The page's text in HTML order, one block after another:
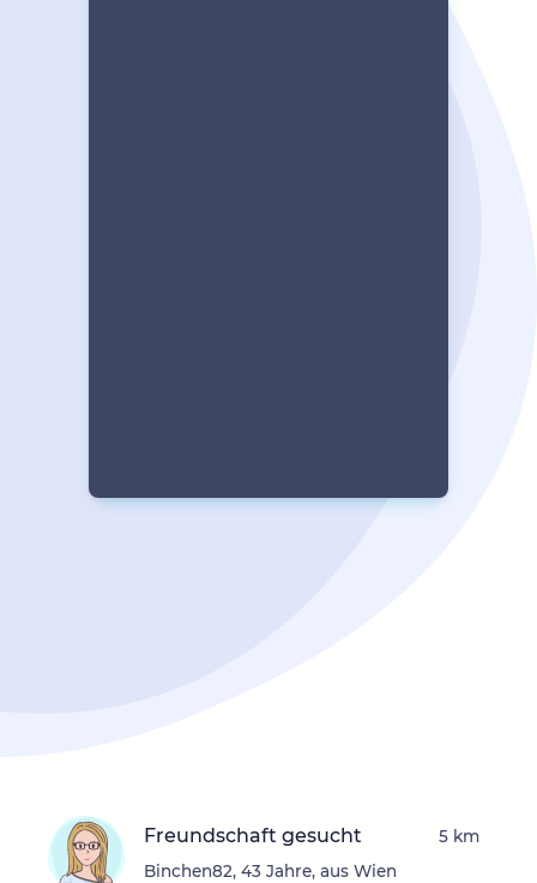
Freundschaft gesucht
Binchen82, 43 Jahre, aus Wien
5 km